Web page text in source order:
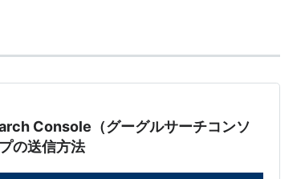
Console（グーグルサーチコンソ
の送信方法